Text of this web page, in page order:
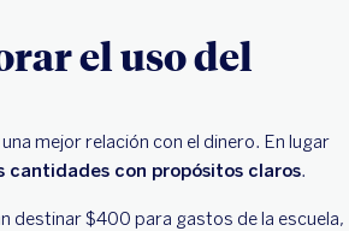
el uso del
mejor relación con el dinero. En lugar
cantidades con propósitos claros.
destinar $400 para gastos de la escuela,